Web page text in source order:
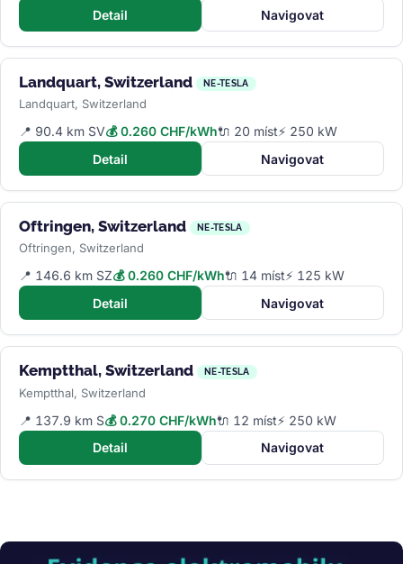
Detail
Navigovat
Landquart, Switzerland NE-TESLA
Landquart, Switzerland
📍 90.4 km SV💰 0.260 CHF/kWh🔌 20 míst⚡ 250 kW
Detail
Navigovat
Oftringen, Switzerland NE-TESLA
Oftringen, Switzerland
📍 146.6 km SZ💰 0.260 CHF/kWh🔌 14 míst⚡ 125 kW
Detail
Navigovat
Kemptthal, Switzerland NE-TESLA
Kemptthal, Switzerland
📍 137.9 km S💰 0.270 CHF/kWh🔌 12 míst⚡ 250 kW
Detail
Navigovat
Obrázek